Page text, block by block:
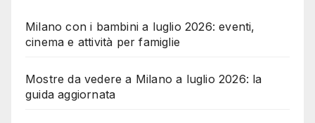
Milano con i bambini a luglio 2026: eventi,
cinema e attività per famiglie
Mostre da vedere a Milano a luglio 2026: la
guida aggiornata